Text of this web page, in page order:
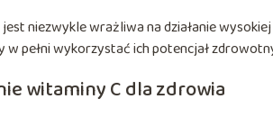
jest niezwykle wrażliwa na działanie
w pełni wykorzystać ich potencjał
witaminy C dla zdrowia